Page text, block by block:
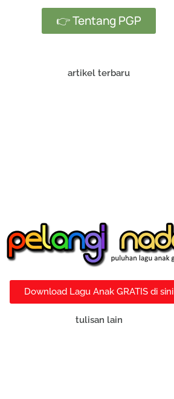
👉 Tentang PGP
artikel terbaru
Download Lagu Anak GRATIS di sini
tulisan lain